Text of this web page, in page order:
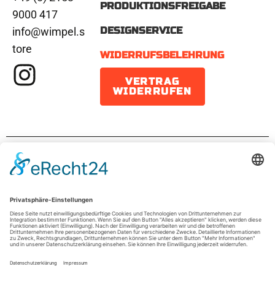
9000 417
info@wimpel.s
tore
PRODUKTIONSFREIGABE
DESIGNSERVICE
WIDERRUFSBELEHRUNG
VERTRAG
WIDERRUFEN
IMPRESSUM
DATENSCHUTZ
AGB